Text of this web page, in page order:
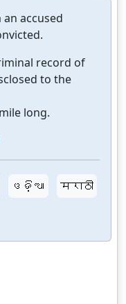
accused
record of
to the
long.
ଓଡ଼ିଆ
मराठी